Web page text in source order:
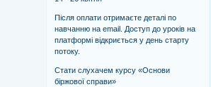
Після оплати отримаєте деталі по
навчанню на email. Доступ до уроків на
платформі відкриється у день старту
потоку.
Стати слухачем курсу «Основи
біржової справи»